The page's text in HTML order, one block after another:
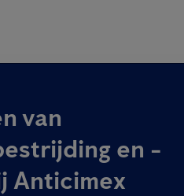
van
en -
Anticimex